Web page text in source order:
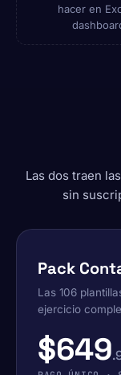
hacer en
Las dos traen
sin
Pack
Las 106
ejercicio
$649